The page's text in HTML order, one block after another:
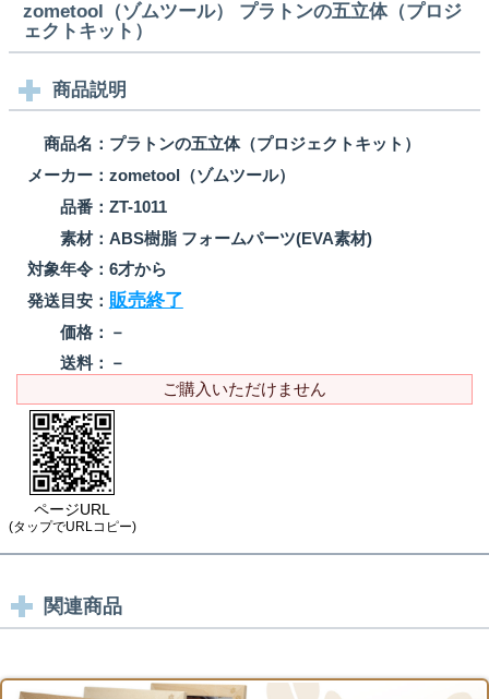
zometool（ゾムツール） プラトンの五立体（プロジ
ェクトキット）
商品説明
商品名： プラトンの五立体（プロジェクトキット）
メーカー： zometool（ゾムツール）
品番： ZT-1011
素材： ABS樹脂 フォームパーツ(EVA素材)
対象年令： 6才から
発送目安： 販売終了
価格： －
送料： －
ご購入いただけません
ページURL
(タップでURLコピー)
関連商品